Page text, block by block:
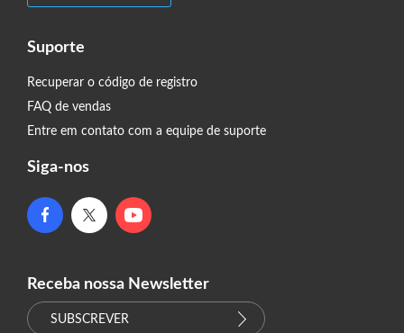
Suporte
Recuperar o código de registro
FAQ de vendas
Entre em contato com a equipe de suporte
Siga-nos
Receba nossa Newsletter
SUBSCREVER